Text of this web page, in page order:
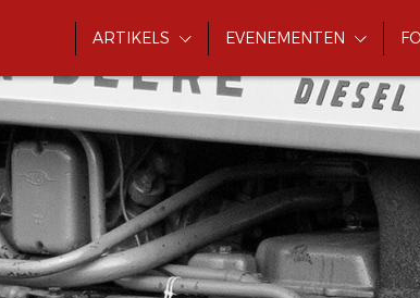
ARTIKELS EVENEMENTEN